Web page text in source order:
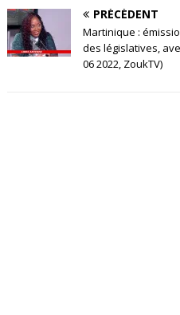
PRÉCÉDENT
Martinique :
des législatives,
06 2022, ZoukTV)